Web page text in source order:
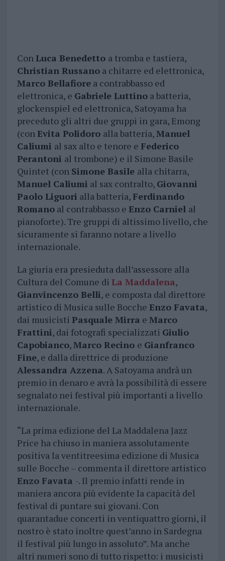
ConLuca Benedetto a tromba e tastiera,
Christian Russanoa chitarre ed elettronica,
Marco Bellafiorea contrabbasso ed
elettronica, e Gabriele Luttinoa batteria,
glockenspiel ed elettronica, Satoyama ha
preceduto gli altri due gruppi in gara, Emong
(conEvita Polidoro alla batteria,Manuel
Caliumi al sax alto e tenore e Federico
Perantoni al trombone) e il Simone Basile
Quintet (con Simone Basile alla chitarra,
Manuel Caliumi al sax contralto, Giovanni
Paolo Liguori alla batteria, Ferdinando
Romanoal contrabbasso e Enzo Carniel al
pianoforte). Tre gruppi di altissimo livello, che
sicuramente si faranno notare a livello
internazionale.
La giuria era presieduta dall’assessore alla
Cultura del Comune di La Maddalena,
Gianvincenzo Belli, e composta dal direttore
artistico di Musica sulle Bocche Enzo Favata,
dai musicisti Pasquale Mirra e Marco
Frattini, dai fotografi specializzati Giulio
Capobianco,Marco Recino e Gianfranco
Fine, e dalla direttrice di produzione
Alessandra Azzena. A Satoyama andrà un
premio in denaro e avrà la possibilità di essere
segnalato nei festival più importanti a livello
internazionale.
“La prima edizione del La Maddalena Jazz
Price ha chiuso in maniera assolutamente
positiva la ventitreesima edizione di Musica
sulle Bocche – commenta il direttore artistico
Enzo Favata -. Il premio infatti rende in
maniera ancora più evidente la capacità del
festival di puntare sui giovani. Con
quarantadue concerti in ventiquattro giorni, il
nostro è stato inoltre quest’anno in Sardegna
il festival più lungo in assoluto”. Ma anche
altri numeri sono di tutto rispetto: i musicisti